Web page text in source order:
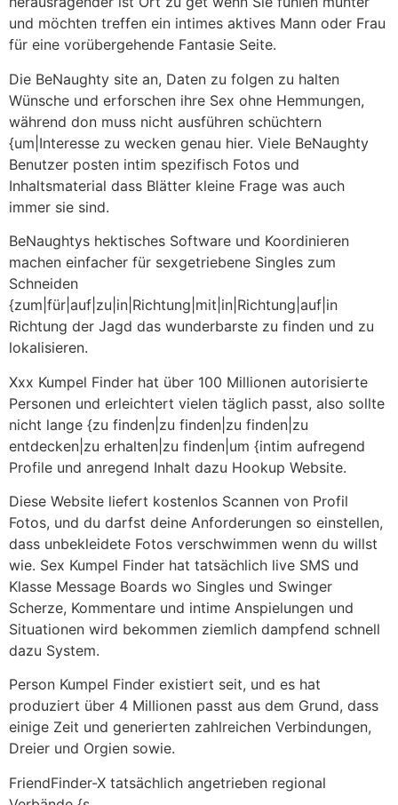
und möchten treffen ein intimes aktives Mann oder Frau
für eine vorübergehende Fantasie Seite.
Die BeNaughty site an, Daten zu folgen zu halten
Wünsche und erforschen ihre Sex ohne Hemmungen,
während don muss nicht ausführen schüchtern
{um|Interesse zu wecken genau hier. Viele BeNaughty
Benutzer posten intim spezifisch Fotos und
Inhaltsmaterial dass Blätter kleine Frage was auch
immer sie sind.
BeNaughtys hektisches Software und Koordinieren
machen einfacher für sexgetriebene Singles zum
Schneiden
{zum|für|auf|zu|in|Richtung|mit|in|Richtung|auf|in
Richtung der Jagd das wunderbarste zu finden und zu
lokalisieren.
Xxx Kumpel Finder hat über 100 Millionen autorisierte
Personen und erleichtert vielen täglich passt, also sollte
nicht lange {zu finden|zu finden|zu finden|zu
entdecken|zu erhalten|zu finden|um {intim aufregend
Profile und anregend Inhalt dazu Hookup Website.
Diese Website liefert kostenlos Scannen von Profil
Fotos, und du darfst deine Anforderungen so einstellen,
dass unbekleidete Fotos verschwimmen wenn du willst
wie. Sex Kumpel Finder hat tatsächlich live SMS und
Klasse Message Boards wo Singles und Swinger
Scherze, Kommentare und intime Anspielungen und
Situationen wird bekommen ziemlich dampfend schnell
dazu System.
Person Kumpel Finder existiert seit, und es hat
produziert über 4 Millionen passt aus dem Grund, dass
einige Zeit und generierten zahlreichen Verbindungen,
Dreier und Orgien sowie.
FriendFinder-X tatsächlich angetrieben regional